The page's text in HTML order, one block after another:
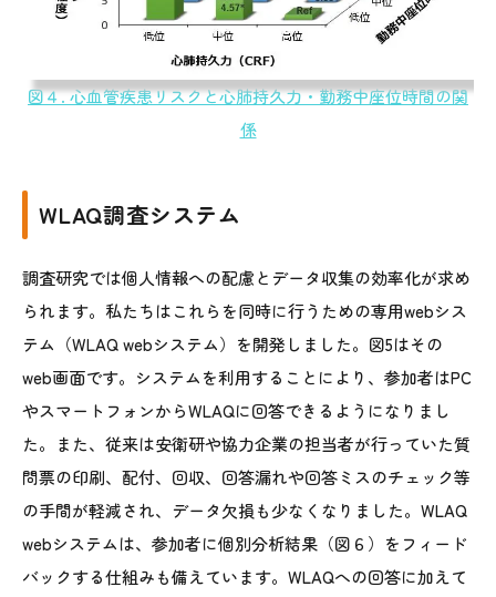
図４. 心血管疾患リスクと心肺持久力・勤務中座位時間の関
係
WLAQ調査システム
調査研究では個人情報への配慮とデータ収集の効率化が求め
られます。私たちはこれらを同時に行うための専用webシス
テム（WLAQ webシステム）を開発しました。図5はその
web画面です。システムを利用することにより、参加者はPC
やスマートフォンからWLAQに回答できるようになりまし
た。また、従来は安衛研や協力企業の担当者が行っていた質
問票の印刷、配付、回収、回答漏れや回答ミスのチェック等
の手間が軽減され、データ欠損も少なくなりました。WLAQ
webシステムは、参加者に個別分析結果（図６）をフィード
バックする仕組みも備えています。WLAQへの回答に加えて